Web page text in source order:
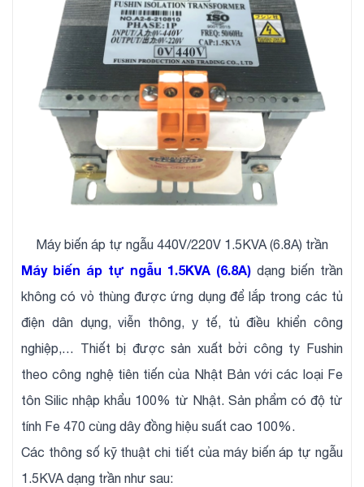
Máy biến áp tự ngẫu 440V/220V 1.5KVA (6.8A) trần
Máy biến áp tự ngẫu 1.5KVA (6.8A) dạng biến trần
không có vỏ thùng được ứng dụng để lắp trong các tủ
điện dân dụng, viễn thông, y tế, tủ điều khiển công
nghiệp,… Thiết bị được sản xuất bởi công ty Fushin
theo công nghệ tiên tiến của Nhật Bản với các loại Fe
tôn Silic nhập khẩu 100% từ Nhật. Sản phẩm có độ từ
tính Fe 470 cùng dây đồng hiệu suất cao 100%.
Các thông số kỹ thuật chi tiết của máy biến áp tự ngẫu
1.5KVA dạng trần như sau: